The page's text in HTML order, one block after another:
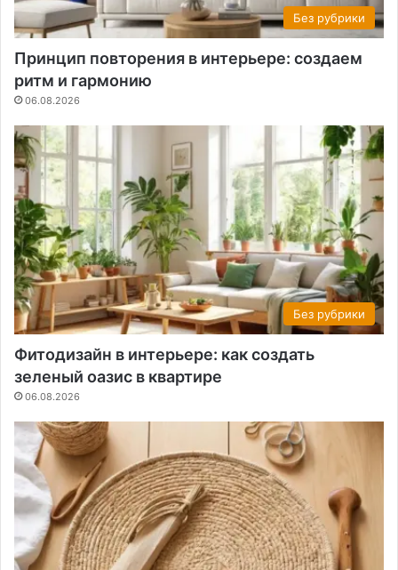
Без рубрики
Принцип повторения в интерьере: создаем
ритм и гармонию
06.08.2026
Без рубрики
Фитодизайн в интерьере: как создать
зеленый оазис в квартире
06.08.2026